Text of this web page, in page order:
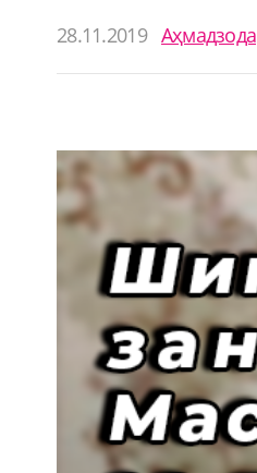
28.11.2019 Аҳмадзода